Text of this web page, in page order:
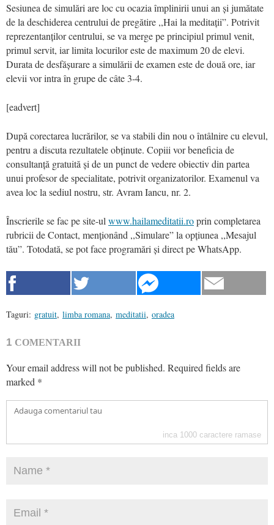
Sesiunea de simulări are loc cu ocazia împlinirii unui an și jumătate
de la deschiderea centrului de pregătire ,,Hai la meditații”. Potrivit
reprezentanților centrului, se va merge pe principiul primul venit,
primul servit, iar limita locurilor este de maximum 20 de elevi.
Durata de desfășurare a simulării de examen este de două ore, iar
elevii vor intra în grupe de câte 3-4.
[eadvert]
După corectarea lucrărilor, se va stabili din nou o întâlnire cu elevul,
pentru a discuta rezultatele obținute. Copiii vor beneficia de
consultanță gratuită și de un punct de vedere obiectiv din partea
unui profesor de specialitate, potrivit organizatorilor. Examenul va
avea loc la sediul nostru, str. Avram Iancu, nr. 2.
Înscrierile se fac pe site-ul www.hailameditatii.roprin completarea
rubricii de Contact, menționând ,,Simulare” la opțiunea ,,Mesajul
tău”. Totodată, se pot face programări și direct pe WhatsApp.
Taguri: gratuit, limba romana, meditatii, oradea
1 COMENTARII
Your email address will not be published. Required fields are
marked *
inca 1000 caractere ramase